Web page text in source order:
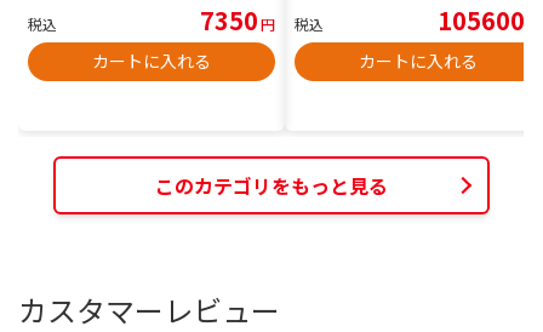
税込 7350円
カートに入れる
税込 105600
カートに入れる
このカテゴリをもっと見る
カスタマーレビュー